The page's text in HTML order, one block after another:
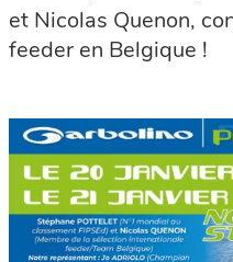
et Nicolas Quenon,
feeder en Belgique !